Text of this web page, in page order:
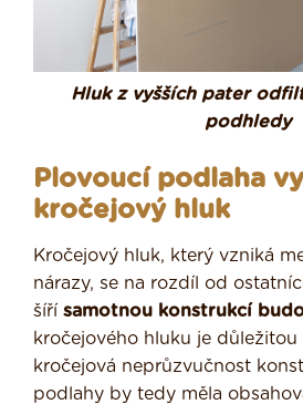
Hluk z vyšších pater
podhledy
Plovoucí podlaha
kročejový hluk
Kročejový hluk, který vzniká
nárazy, se na rozdíl od
šíří samotnou konstrukcí
kročejového hluku je důležitou
kročejová neprůzvučnost
podlahy by tedy měla